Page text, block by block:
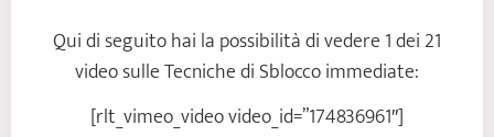
Qui di seguito hai la possibilità di vedere 1 dei 21
video sulle Tecniche di Sblocco immediate:
[rlt_vimeo_video video_id=”174836961″]